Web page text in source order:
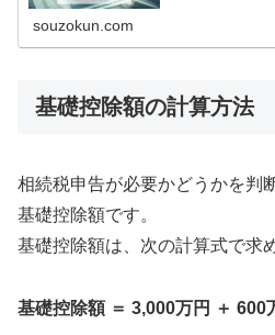
souzokun.com
基礎控除額の計算方法
相続税申告が必要かどうかを判
基礎控除額です。
基礎控除額は、次の計算式で求
基礎控除額 ＝ 3,000万円 ＋ 600